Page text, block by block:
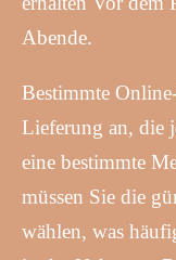
Abende.
Bestimmte
Lieferung an, die
eine bestimmte
müssen Sie die
wählen, was